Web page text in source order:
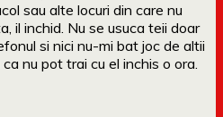
sau alte locuri din care nu
il inchid. Nu se usuca teii doar
si nici nu-mi bat joc de altii
nu pot trai cu el inchis o ora.